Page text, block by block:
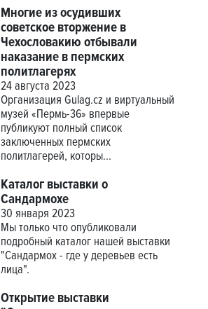
Многие из осудивших
советское вторжение в
Чехословакию отбывали
наказание в пермских
политлагерях
24 августа 2023
Организация Gulag.cz и виртуальный
музей «Пермь-36» впервые
публикуют полный список
заключенных пермских
политлагерей, которы...
Каталог выставки о
Сандармохе
30 января 2023
Мы только что опубликовали
подробный каталог нашей выставки
"Сандармох - где у деревьев есть
лица".
Открытие выставки